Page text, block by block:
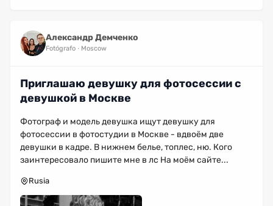
Александр Демченко
Fotógrafo Moscow
Приглашаю девушку для фотосессии с
девушкой в Москве
Фотограф и модель девушка ищут девушку для
фотосессии в фотостудии в Москве - вдвоём две
девушки в кадре. В нижнем белье, топлес, ню. Кого
заинтересовало пишите мне в лс На моём сайте...
Rusia